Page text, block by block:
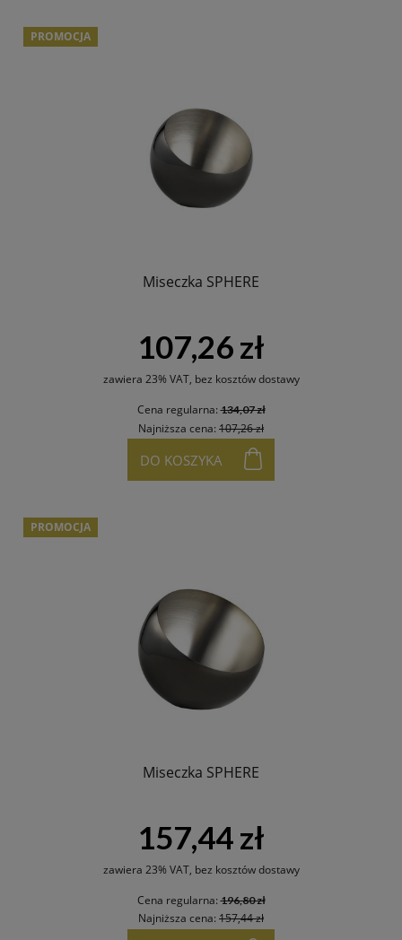
Miseczka SPHERE
107,26 zł
zawiera 23% VAT, bez kosztów dostawy
Cena regularna:134,07 zł
Najniższa cena: 107,26 zł
DO KOSZYKA
PROMOCJA
Miseczka SPHERE
157,44 zł
zawiera 23% VAT, bez kosztów dostawy
Cena regularna:196,80 zł
Najniższa cena: 157,44 zł
PROMOCJA